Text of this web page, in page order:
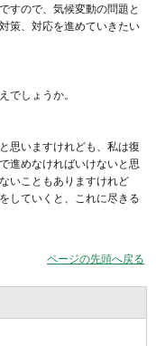
すので、気候変動の問題と
策、対応を進めていきたい
でしょうか。
思いますけれども、私は復
進めなければいけないと思
いこともありますけれど
していくと、これに尽きる
ページの先頭へ戻る